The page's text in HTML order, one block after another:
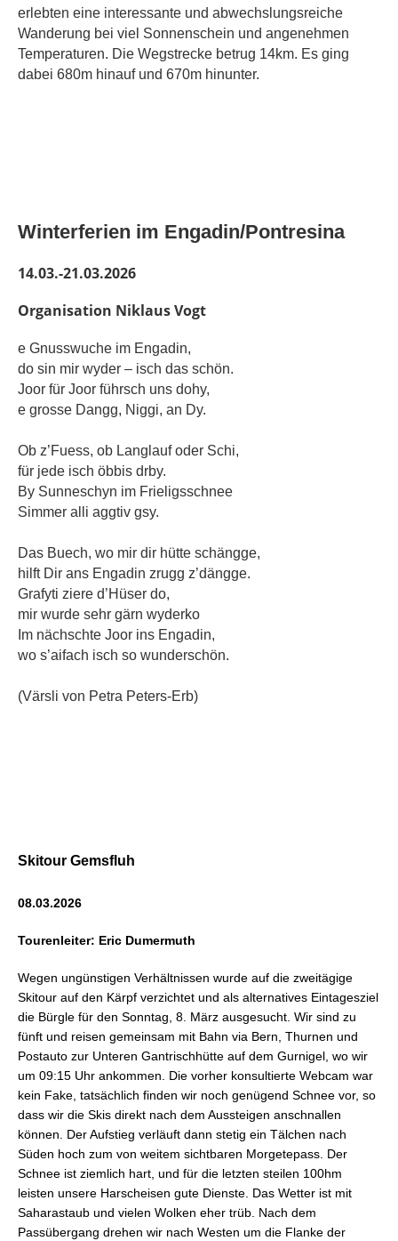
erlebten eine interessante und abwechslungsreiche
Wanderung bei viel Sonnenschein und angenehmen
Temperaturen. Die Wegstrecke betrug 14km. Es ging
dabei 680m hinauf und 670m hinunter.
Winterferien im Engadin/Pontresina
14.03.-21.03.2026
Organisation Niklaus Vogt
e Gnusswuche im Engadin,
do sin mir wyder – isch das schön.
Joor für Joor führsch uns dohy,
e grosse Dangg, Niggi, an Dy.
Ob z’Fuess, ob Langlauf oder Schi,
für jede isch öbbis drby.
By Sunneschyn im Frieligsschnee
Simmer alli aggtiv gsy.
Das Buech, wo mir dir hütte schängge,
hilft Dir ans Engadin zrugg z’dängge.
Grafyti ziere d’Hüser do,
mir wurde sehr gärn wyderko
Im nächschte Joor ins Engadin,
wo s’aifach isch so wunderschön.
(Värsli von Petra Peters-Erb)
Skitour Gemsfluh
08.03.2026
Tourenleiter: Eric Dumermuth
Wegen ungünstigen Verhältnissen wurde auf die zweitägige
Skitour auf den Kärpf verzichtet und als alternatives Eintagesziel
die Bürgle für den Sonntag, 8. März ausgesucht. Wir sind zu
fünft und reisen gemeinsam mit Bahn via Bern, Thurnen und
Postauto zur Unteren Gantrischhütte auf dem Gurnigel, wo wir
um 09:15 Uhr ankommen. Die vorher konsultierte Webcam war
kein Fake, tatsächlich finden wir noch genügend Schnee vor, so
dass wir die Skis direkt nach dem Aussteigen anschnallen
können. Der Aufstieg verläuft dann stetig ein Tälchen nach
Süden hoch zum von weitem sichtbaren Morgetepass. Der
Schnee ist ziemlich hart, und für die letzten steilen 100hm
leisten unsere Harscheisen gute Dienste. Das Wetter ist mit
Saharastaub und vielen Wolken eher trüb. Nach dem
Passübergang drehen wir nach Westen um die Flanke der